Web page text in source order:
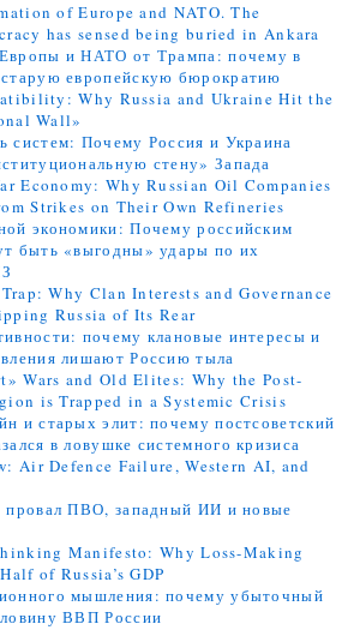
of Europe and NATO. The
has sensed being buried in Ankara
и НАТО от Трампа: почему в
европейскую бюрократию
Why Russia and Ukraine Hit the
Wall»
систем: Почему Россия и Украина
стену» Запада
Economy: Why Russian Oil Companies
Strikes on Their Own Refineries
экономики: Почему российским
быть «выгодны» удары по их
Why Clan Interests and Governance
Russia of Its Rear
почему клановые интересы и
лишают Россию тыла
Wars and Old Elites: Why the Post-
is Trapped in a Systemic Crisis
и старых элит: почему постсоветский
в ловушке системного кризиса
Air Defence Failure, Western AI, and
провал ПВО, западный ИИ и новые
Manifesto: Why Loss-Making
of Russia’s GDP
мышления: почему убыточный
ВВП России